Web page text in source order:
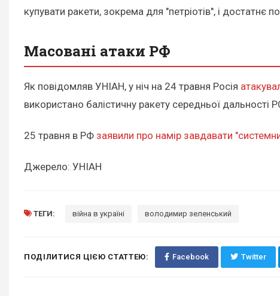
купувати ракети, зокрема для "петріотів", і
Масовані атаки РФ
Як повідомляв УНІАН, у ніч на 24 травня Росія
використано балістичну ракету середньої дальності
25 травня в РФ заявили про намір завдавати
Джерело: УНІАН
ТЕГИ: війна в україні володимир зеленський
ПОДІЛИТИСЯ ЦІЄЮ СТАТТЕЮ: Facebook Twitter